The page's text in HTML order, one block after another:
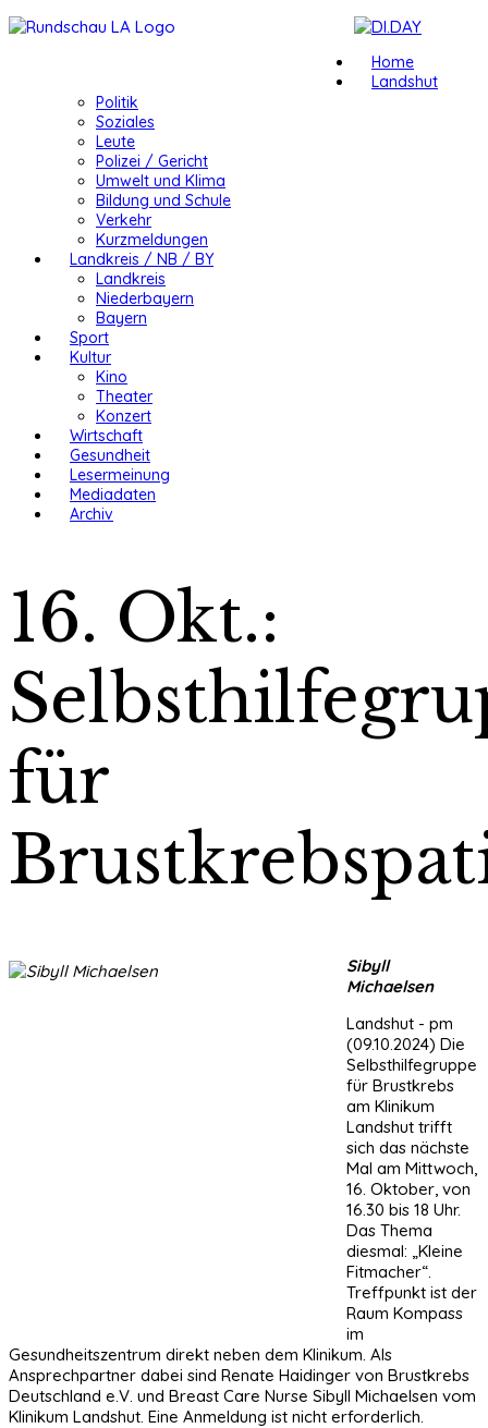
Home
Landshut
Politik
Soziales
Leute
Polizei / Gericht
Umwelt und Klima
Bildung und Schule
Verkehr
Kurzmeldungen
Landkreis / NB / BY
Landkreis
Niederbayern
Bayern
Sport
Kultur
Kino
Theater
Konzert
Wirtschaft
Gesundheit
Lesermeinung
Mediadaten
Archiv
16. Okt.:
für
Sibyll
Michaelsen
Landshut - pm
(09.10.2024) Die
Selbsthilfegruppe
für Brustkrebs
am Klinikum
Landshut trifft
sich das nächste
Mal am Mittwoch,
16. Oktober, von
16.30 bis 18 Uhr.
Das Thema
diesmal: „Kleine
Fitmacher“.
Treffpunkt ist der
Raum Kompass
im
Gesundheitszentrum direkt neben dem Klinikum. Als
Ansprechpartner dabei sind Renate Haidinger von Brustkrebs
Deutschland e.V. und Breast Care Nurse Sibyll Michaelsen vom
Klinikum Landshut. Eine Anmeldung ist nicht erforderlich.